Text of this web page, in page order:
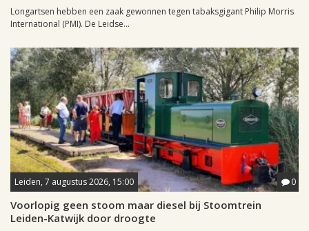
Longartsen hebben een zaak gewonnen tegen tabaksgigant Philip Morris
International (PMI). De Leidse...
Leiden, 7 augustus 2026, 15:00 0
Voorlopig geen stoom maar diesel bij Stoomtrein
Leiden-Katwijk door droogte